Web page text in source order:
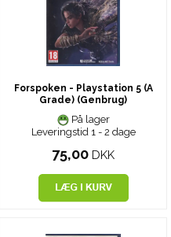
Forspoken - Playstation 5 (A
Grade) (Genbrug)
På lager
Leveringstid 1 - 2 dage
75,00 DKK